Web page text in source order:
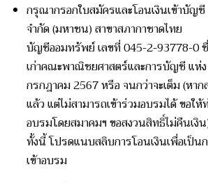
กรุณากรอกใบสมัครและโอนเงินเข้าบัญ
จำกัด (มหาชน) สาขาสภากาชาดไทย
บัญชีออมทรัพย์ เลขที่ 045-2-93778-0
เก่าคณะพาณิชยศาสตร์และการบัญชี แห่
กรกฎาคม 2567 หรือ จนกว่าจะเต็ม (หา
แล้ว แต่ไม่สามารถเข้าร่วมอบรมได้ ขอใ
อบรมโดยสมาคมฯ ขอสงวนสิทธิ์ไม่คืนเงิ
ทั้งนี้ โปรดแนบสลิบการโอนเงินเพื่อเป็น
เข้าอบรม